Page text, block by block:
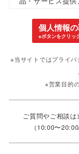
者から広告宣伝
報提供のために
報の管理を徹底
報はデータベー
スにアクセスで
しております。
報保護の重要性
ております。
個人情報
※ボタンをクリッ
※当サイトではプライ
※営業目的
ご質問やご相談
（10:00〜